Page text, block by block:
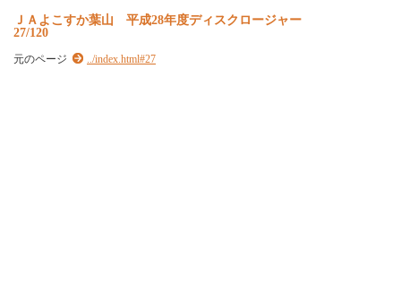
Ｊ Ａ よこすか葉山 平成28年度ディ スク ロージャー
27/120
元のページ ../index.html#27